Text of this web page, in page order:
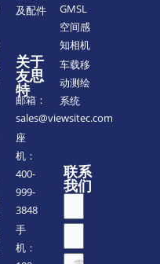
及配件
关于
友思
特
邮箱：
sales@viewsitec.com
座
机：
400-
999-
3848
手
机：
GMSL
空间感
知相机
车载移
动测绘
系统
联系
我们